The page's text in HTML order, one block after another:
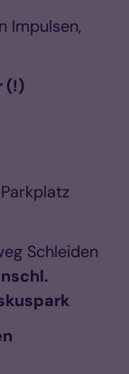
Impulsen,
(!)
Schleiden